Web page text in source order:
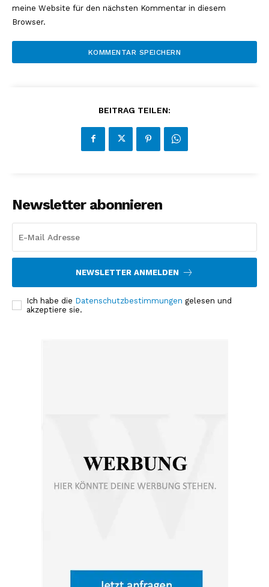
meine Website für den nächsten Kommentar in diesem
Browser.
BEITRAG TEILEN:
Newsletter abonnieren
NEWSLETTER ANMELDEN
Ich habe die Datenschutzbestimmungen gelesen und
akzeptiere sie.